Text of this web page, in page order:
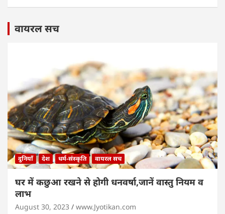
वायरल सच
दुनियाँ देश धर्म-संस्कृति वायरल सच
घर में कछुआ रखने से होगी धनवर्षा,जानें वास्तु नियम व
लाभ
August 30, 2023 www.Jyotikan.com